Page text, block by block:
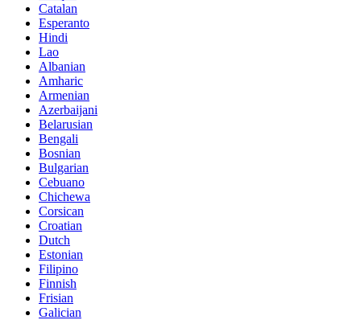
Catalan
Esperanto
Hindi
Lao
Albanian
Amharic
Armenian
Azerbaijani
Belarusian
Bengali
Bosnian
Bulgarian
Cebuano
Chichewa
Corsican
Croatian
Dutch
Estonian
Filipino
Finnish
Frisian
Galician